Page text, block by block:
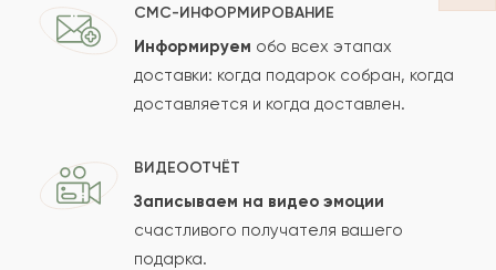
Сколько будет
Отзыв будет опубликован после проверки.
Проверяем на спам.
СМС-ИНФОРМИРОВАНИЕ
Информируем обо всех этапах
доставки: когда подарок собран, когда
доставляется и когда доставлен.
ВИДЕООТЧЁТ
Записываем на видео эмоции
счастливого получателя вашего
подарка.